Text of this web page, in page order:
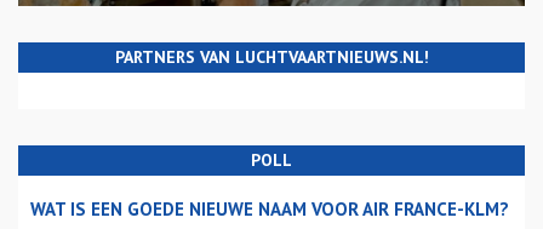
PARTNERS VAN LUCHTVAARTNIEUWS.NL!
POLL
WAT IS EEN GOEDE NIEUWE NAAM VOOR AIR FRANCE-KLM?